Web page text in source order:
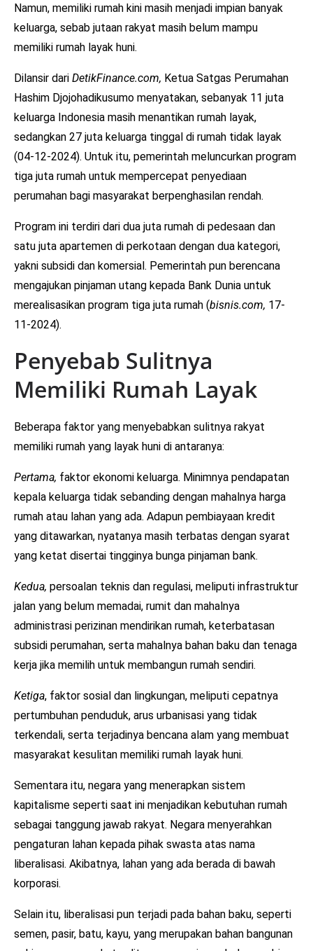
Namun, memiliki rumah kini masih menjadi impian banyak
keluarga, sebab jutaan rakyat masih belum mampu
memiliki rumah layak huni.
Dilansir dari DetikFinance.com, Ketua Satgas Perumahan
Hashim Djojohadikusumo menyatakan, sebanyak 11 juta
keluarga Indonesia masih menantikan rumah layak,
sedangkan 27 juta keluarga tinggal di rumah tidak layak
(04-12-2024). Untuk itu, pemerintah meluncurkan program
tiga juta rumah untuk mempercepat penyediaan
perumahan bagi masyarakat berpenghasilan rendah.
Program ini terdiri dari dua juta rumah di pedesaan dan
satu juta apartemen di perkotaan dengan dua kategori,
yakni subsidi dan komersial. Pemerintah pun berencana
mengajukan pinjaman utang kepada Bank Dunia untuk
merealisasikan program tiga juta rumah (bisnis.com, 17-
11-2024).
Penyebab Sulitnya
Memiliki Rumah Layak
Beberapa faktor yang menyebabkan sulitnya rakyat
memiliki rumah yang layak huni di antaranya:
Pertama, faktor ekonomi keluarga. Minimnya pendapatan
kepala keluarga tidak sebanding dengan mahalnya harga
rumah atau lahan yang ada. Adapun pembiayaan kredit
yang ditawarkan, nyatanya masih terbatas dengan syarat
yang ketat disertai tingginya bunga pinjaman bank.
Kedua, persoalan teknis dan regulasi, meliputi infrastruktur
jalan yang belum memadai, rumit dan mahalnya
administrasi perizinan mendirikan rumah, keterbatasan
subsidi perumahan, serta mahalnya bahan baku dan tenaga
kerja jika memilih untuk membangun rumah sendiri.
Ketiga, faktor sosial dan lingkungan, meliputi cepatnya
pertumbuhan penduduk, arus urbanisasi yang tidak
terkendali, serta terjadinya bencana alam yang membuat
masyarakat kesulitan memiliki rumah layak huni.
Sementara itu, negara yang menerapkan sistem
kapitalisme seperti saat ini menjadikan kebutuhan rumah
sebagai tanggung jawab rakyat. Negara menyerahkan
pengaturan lahan kepada pihak swasta atas nama
liberalisasi. Akibatnya, lahan yang ada berada di bawah
korporasi.
Selain itu, liberalisasi pun terjadi pada bahan baku, seperti
semen, pasir, batu, kayu, yang merupakan bahan bangunan